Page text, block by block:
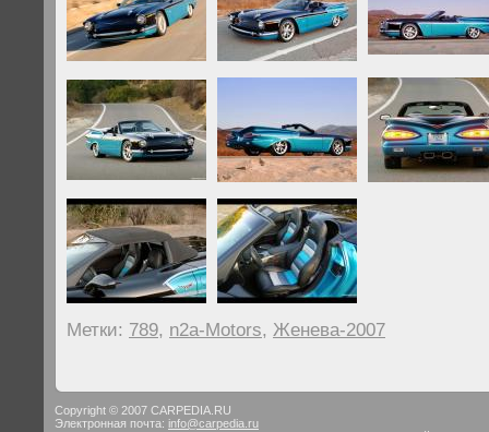
Метки: 789, n2a-Motors, Женева-2007
Copyright © 2007 CARPEDIA.RU
Электронная почта: info@carpedia.ru